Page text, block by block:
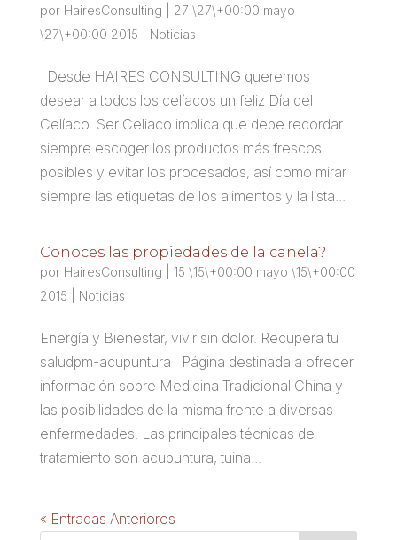
por HairesConsulting
27 \27\+00:00 mayo
\27\+00:00 2015
Noticias
Desde HAIRES CONSULTING queremos
desear a todos los celíacos un feliz Día del
Celíaco. Ser Celiaco implica que debe recordar
siempre escoger los productos más frescos
posibles y evitar los procesados, así como mirar
siempre las etiquetas de los alimentos y la lista...
Conoces las propiedades de la canela?
por HairesConsulting
15 \15\+00:00 mayo \15\+00:00
2015
Noticias
Energía y Bienestar, vivir sin dolor. Recupera tu
saludpm-acupuntura Página destinada a ofrecer
información sobre Medicina Tradicional China y
las posibilidades de la misma frente a diversas
enfermedades. Las principales técnicas de
tratamiento son acupuntura, tuina...
« Entradas Anteriores